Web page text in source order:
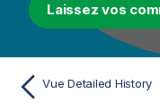
Laissez vos
Vue Detailed History